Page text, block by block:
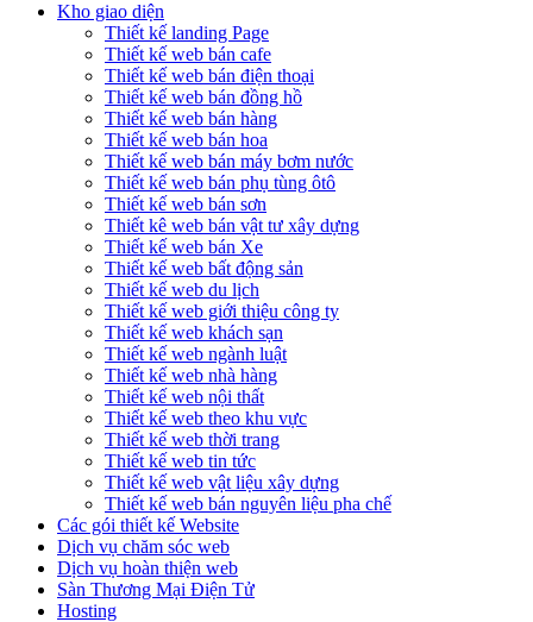
Kho giao diện
Thiết kế landing Page
Thiết kế web bán cafe
Thiết kế web bán điện thoại
Thiết kế web bán đồng hồ
Thiết kế web bán hàng
Thiết kế web bán hoa
Thiết kế web bán máy bơm nước
Thiết kế web bán phụ tùng ôtô
Thiết kế web bán sơn
Thiết kê web bán vật tư xây dựng
Thiết kế web bán Xe
Thiết kế web bất động sản
Thiết kế web du lịch
Thiết kế web giới thiệu công ty
Thiết kế web khách sạn
Thiết kế web ngành luật
Thiết kế web nhà hàng
Thiết kế web nội thất
Thiết kế web theo khu vực
Thiết kế web thời trang
Thiết kế web tin tức
Thiết kế web vật liệu xây dựng
Thiết kế web bán nguyên liệu pha chế
Các gói thiết kế Website
Dịch vụ chăm sóc web
Dịch vụ hoàn thiện web
Sàn Thương Mại Điện Tử
Hosting